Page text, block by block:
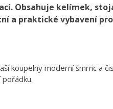
Obsahuje kelímek,
a praktické vybavení
koupelny moderní šmrnc a